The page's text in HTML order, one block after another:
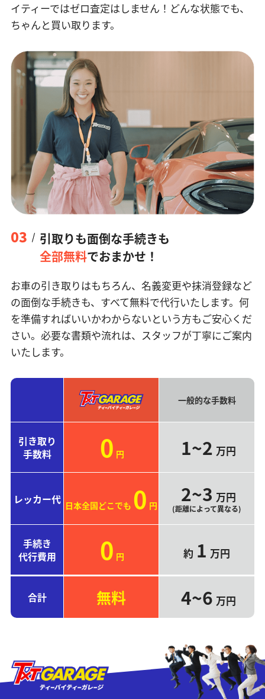
イティーではゼロ査定はしません！どんな状態でも、
ちゃんと買い取ります。
03
引取りも面倒な手続きも
全部無料でおまかせ！
お車の引き取りはもちろん、名義変更や抹消登録など
の面倒な手続きも、すべて無料で代行いたします。何
を準備すればいいかわからないという方もご安心くだ
さい。必要な書類や流れは、スタッフが丁寧にご案内
いたします。
一般的な手数料
引き取り
手数料
0 円 1~2 万円
レッカー代 日本全国どこでも 0 円 2~3 万円
(距離によって異なる)
手続き
代行費用
0 円 約 1 万円
合計 無料 4~6 万円